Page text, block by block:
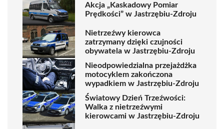
Akcja „Kaskadowy Pomiar
Prędkości” w Jastrzębiu-Zdroju
Nietrzeźwy kierowca
zatrzymany dzięki czujności
obywatela w Jastrzębiu-Zdroju
Nieodpowiedzialna przejażdżka
motocyklem zakończona
wypadkiem w Jastrzębiu-Zdroju
Światowy Dzień Trzeźwości:
Walka z nietrzeźwymi
kierowcami w Jastrzębiu-Zdroju